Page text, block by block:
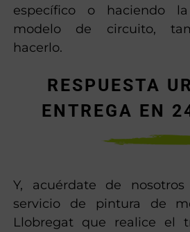
específico o haciendo
modelo de circuito,
hacerlo.
RESPUESTA
ENTREGA EN
Y, acuérdate de
servicio de pintura de
Llobregat que realice el